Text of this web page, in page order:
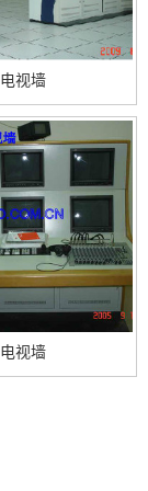
电视墙
电视墙